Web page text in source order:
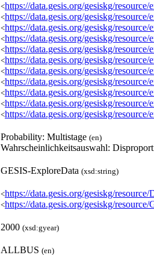
<https://data.gesis.org/gesiskg/
<https://data.gesis.org/gesiskg/
<https://data.gesis.org/gesiskg/
<https://data.gesis.org/gesiskg/
<https://data.gesis.org/gesiskg/
<https://data.gesis.org/gesiskg/
<https://data.gesis.org/gesiskg/
<https://data.gesis.org/gesiskg/
<https://data.gesis.org/gesiskg/
<https://data.gesis.org/gesiskg/
<https://data.gesis.org/gesiskg/
Probability: Multistage (en)
Wahrscheinlichkeitsauswahl:
GESIS-ExploreData (xsd:string)
<https://data.gesis.org/gesiskg/resource/
<https://data.gesis.org/gesiskg/resource/
2000 (xsd:gyear)
ALLBUS (en)